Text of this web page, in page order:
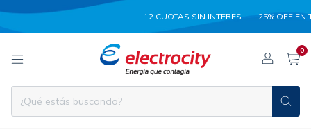
12 CUOTAS SIN INTERES 25% OFF EN
0